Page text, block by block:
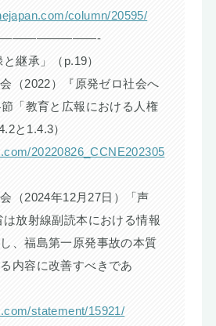
column/20595/
継承」（p.19）
（2022）『原発ゼロ社会へ
「教育と広報における人権
と1.4.3）
20220826_CCNE202305
（2024年12月27日）「声
放射線副読本における情報
、福島第一原発事故の本質
内容に改善すべきであ
statement/15921/